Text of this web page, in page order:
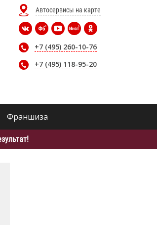
Автосервисы на карте
+7 (495) 260-10-76
+7 (495) 118-95-20
Франшиза